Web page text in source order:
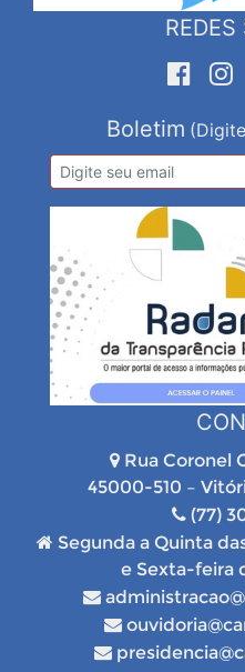
REDES
Boletim
Rua Coronel
45000-510 –
(77)
Segunda a Quinta
e Sexta-feira